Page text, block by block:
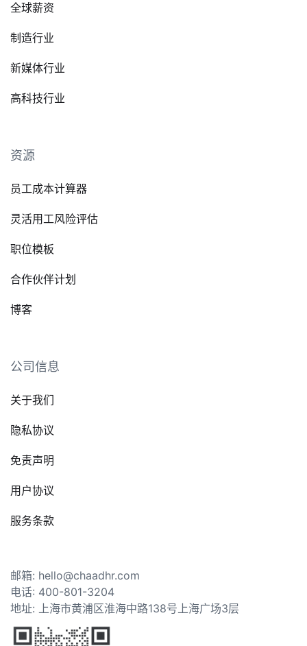
全球薪资
制造行业
新媒体行业
高科技行业
资源
员工成本计算器
灵活用工风险评估
职位模板
合作伙伴计划
博客
公司信息
关于我们
隐私协议
免责声明
用户协议
服务条款
邮箱: hello@chaadhr.com
电话: 400-801-3204
地址: 上海市黄浦区淮海中路138号上海广场3层